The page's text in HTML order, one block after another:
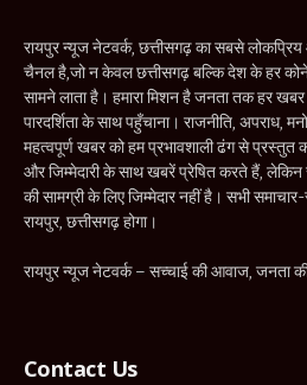
रायपुर न्यूज नेटवर्क, छत्तीसगढ़ का सबसे
चैनल है,जो न केवल छत्तीसगढ़ बल्कि देश के हर
सामने लाता है। हमारा मिशन है जनता तक हर खबर
पारदर्शिता के साथ पहुँचाना। राजनीति,
महत्वपूर्ण खबर को हम प्रभावशाली ढंग से प्रस्तुत
और जिम्मेदारी के साथ खबरें प्रेषित करते हैं, लेकिन
की सामग्री के लिए जिम्मेदार नहीं है। सभी
रायपुर, छत्तीसगढ़ होगा।
रायपुर न्यूज नेटवर्क – सच्चाई की आवाज, जनता
Contact Us